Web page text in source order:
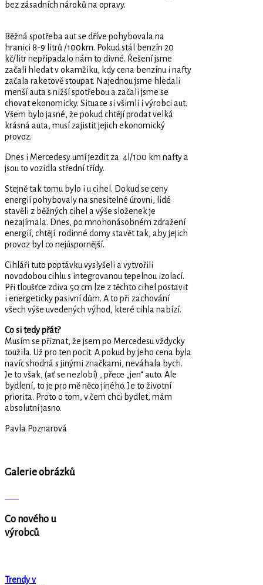
bez zásadních nároků na opravy.
Běžná spotřeba aut se dříve pohybovala na
hranici 8-9 litrů /100km. Pokud stál benzín 20
kč/litr nepřipadalo nám to divné. Řešení jsme
začali hledat v okamžiku, kdy cena benzínu i nafty
začala raketově stoupat. Najednou jsme hledali
menší auta s nižší spotřebou a začali jsme se
chovat ekonomicky. Situace si všimli i výrobci aut.
Všem bylo jasné, že pokud chtějí prodat velká
krásná auta, musí zajistit jejich ekonomický
provoz.
Dnes i Mercedesy umí jezdit za 4l/100 km nafty a
jsou to vozidla střední třídy.
Stejně tak tomu bylo i u cihel. Dokud se ceny
energií pohybovaly na snesitelné úrovni, lidé
stavěli z běžných cihel a výše složenek je
nezajímala. Dnes, po mnohonásobném zdražení
energií, chtějí rodinné domy stavět tak, aby jejich
provoz byl co nejúspornější.
Cihláři tuto poptávku vyslyšeli a vytvořili
novodobou cihlu s integrovanou tepelnou izolací.
Při tloušťce zdiva 50 cm lze z těchto cihel postavit
i energeticky pasivní dům. A to při zachování
všech výše uvedených výhod, které cihla nabízí.
Co si tedy přát?
Musím se přiznat, že jsem po Mercedesu vždycky
toužila. Už pro ten pocit. A pokud by jeho cena byla
navíc shodná s jinými značkami, neváhala bych.
Je to však, (ať se nezlobí) , přece „jen“ auto. Ale
bydlení, to je pro mě něco jiného. Je to životní
priorita. Proto o tom, v čem chci bydlet, mám
absolutní jasno.
Pavla Poznarová
Galerie obrázků
Co nového u
výrobců
Trendy v